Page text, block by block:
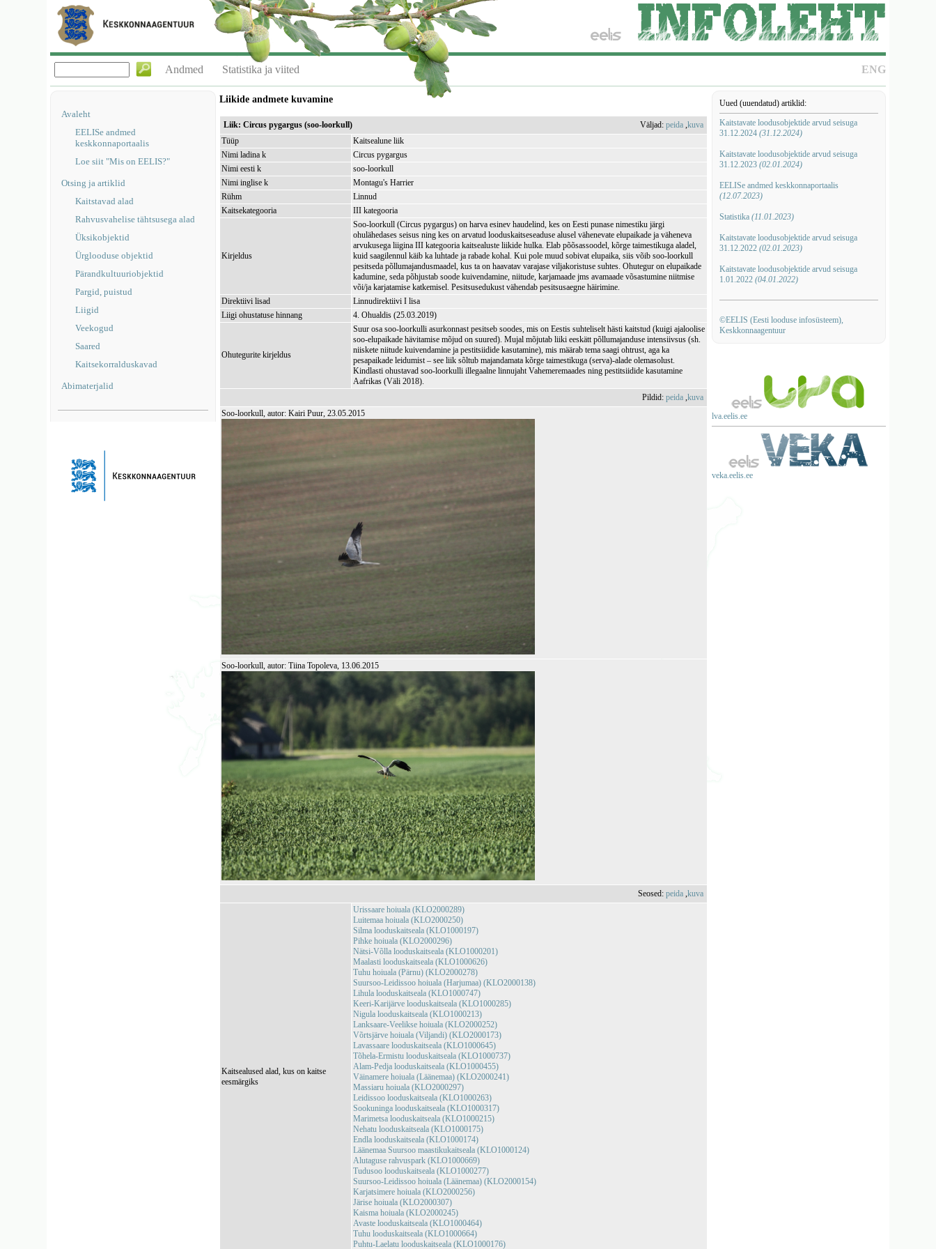
ENG
Andmed Statistika ja viited
Avaleht
EELISe andmed
keskkonnaportaalis
Loe siit "Mis on EELIS?"
Otsing ja artiklid
Kaitstavad alad
Rahvusvahelise tähtsusega alad
Üksikobjektid
Ürglooduse objektid
Pärandkultuuriobjektid
Pargid, puistud
Liigid
Veekogud
Saared
Kaitsekorralduskavad
Abimaterjalid
Uued (uuendatud) artiklid:
Kaitstavate loodusobjektide arvud seisuga
31.12.2024 (31.12.2024)
Kaitstavate loodusobjektide arvud seisuga
31.12.2023 (02.01.2024)
EELISe andmed keskkonnaportaalis
(12.07.2023)
Statistika (11.01.2023)
Kaitstavate loodusobjektide arvud seisuga
31.12.2022 (02.01.2023)
Kaitstavate loodusobjektide arvud seisuga
1.01.2022 (04.01.2022)
©EELIS (Eesti looduse infosüsteem),
Keskkonnaagentuur
lva.eelis.ee
veka.eelis.ee
Liikide andmete kuvamine
Liik: Circus pygargus (soo-loorkull) Väljad:peida ,kuva
Tüüp
Kaitsealune liik
Nimi ladina k
Circus pygargus
Nimi eesti k
soo-loorkull
Nimi inglise k
Montagu's Harrier
Rühm
Linnud
Kaitsekategooria
III kategooria
Kirjeldus
Soo-loorkull (Circus pygargus) on harva esinev haudelind, kes on Eesti punase nimestiku järgi
ohulähedases seisus ning kes on arvatud looduskaitseseaduse alusel vähenevate elupaikade ja väheneva
arvukusega liigina III kategooria kaitsealuste liikide hulka. Elab põõsassoodel, kõrge taimestikuga aladel,
kuid saagilennul käib ka luhtade ja rabade kohal. Kui pole muud sobivat elupaika, siis võib soo-loorkull
pesitseda põllumajandusmaadel, kus ta on haavatav varajase viljakoristuse suhtes. Ohutegur on elupaikade
kadumine, seda põhjustab soode kuivendamine, niitude, karjamaade jms avamaade võsastumine niitmise
või/ja karjatamise katkemisel. Pesitsusedukust vähendab pesitsusaegne häirimine.
Direktiivi lisad
Linnudirektiivi I lisa
Liigi ohustatuse hinnang
4. Ohualdis (25.03.2019)
Ohutegurite kirjeldus
Suur osa soo-loorkulli asurkonnast pesitseb soodes, mis on Eestis suhteliselt hästi kaitstud (kuigi ajaloolise
soo-elupaikade hävitamise mõjud on suured). Mujal mõjutab liiki eeskätt põllumajanduse intensiivsus (sh.
niiskete niitude kuivendamine ja pestitsiidide kasutamine), mis määrab tema saagi ohtrust, aga ka
pesapaikade leidumist – see liik sõltub majandamata kõrge taimestikuga (serva)-alade olemasolust.
Kindlasti ohustavad soo-loorkulli illegaalne linnujaht Vahemeremaades ning pestitsiidide kasutamine
Aafrikas (Väli 2018).
Pildid:peida ,kuva
Soo-loorkull, autor: Kairi Puur, 23.05.2015
Soo-loorkull, autor: Tiina Topoleva, 13.06.2015
Seosed:peida ,kuva
Kaitsealused alad, kus on kaitse
eesmärgiks
Urissaare hoiuala (KLO2000289)
Luitemaa hoiuala (KLO2000250)
Silma looduskaitseala (KLO1000197)
Pihke hoiuala (KLO2000296)
Nätsi-Võlla looduskaitseala (KLO1000201)
Maalasti looduskaitseala (KLO1000626)
Tuhu hoiuala (Pärnu) (KLO2000278)
Suursoo-Leidissoo hoiuala (Harjumaa) (KLO2000138)
Lihula looduskaitseala (KLO1000747)
Keeri-Karijärve looduskaitseala (KLO1000285)
Nigula looduskaitseala (KLO1000213)
Lanksaare-Veelikse hoiuala (KLO2000252)
Võrtsjärve hoiuala (Viljandi) (KLO2000173)
Lavassaare looduskaitseala (KLO1000645)
Tõhela-Ermistu looduskaitseala (KLO1000737)
Alam-Pedja looduskaitseala (KLO1000455)
Väinamere hoiuala (Läänemaa) (KLO2000241)
Massiaru hoiuala (KLO2000297)
Leidissoo looduskaitseala (KLO1000263)
Sookuninga looduskaitseala (KLO1000317)
Marimetsa looduskaitseala (KLO1000215)
Nehatu looduskaitseala (KLO1000175)
Endla looduskaitseala (KLO1000174)
Läänemaa Suursoo maastikukaitseala (KLO1000124)
Alutaguse rahvuspark (KLO1000669)
Tudusoo looduskaitseala (KLO1000277)
Suursoo-Leidissoo hoiuala (Läänemaa) (KLO2000154)
Karjatsimere hoiuala (KLO2000256)
Järise hoiuala (KLO2000307)
Kaisma hoiuala (KLO2000245)
Avaste looduskaitseala (KLO1000464)
Tuhu looduskaitseala (KLO1000664)
Puhtu-Laelatu looduskaitseala (KLO1000176)